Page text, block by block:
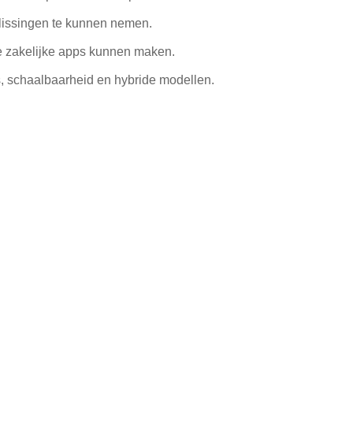
te kunnen nemen.
apps kunnen maken.
schaalbaarheid en hybride modellen.